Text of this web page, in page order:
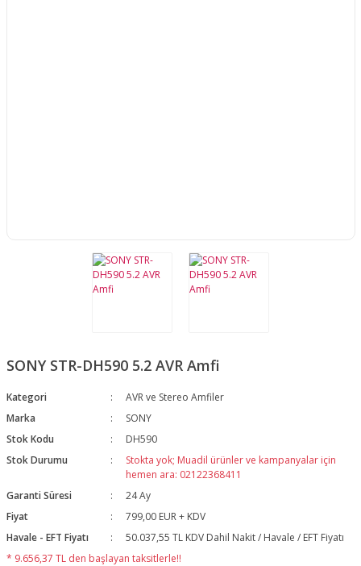
SONY STR-DH590 5.2 AVR Amfi
Kategori
AVR ve Stereo Amfiler
Marka
SONY
Stok Kodu
DH590
Stok Durumu
Stokta yok; Muadil ürünler ve kampanyalar için
hemen ara: 02122368411
Garanti Süresi
24 Ay
Fiyat
799,00 EUR + KDV
Havale - EFT Fiyatı
50.037,55 TL KDV Dahil Nakit / Havale / EFT Fiyatı
* 9.656,37 TL den başlayan taksitlerle!!